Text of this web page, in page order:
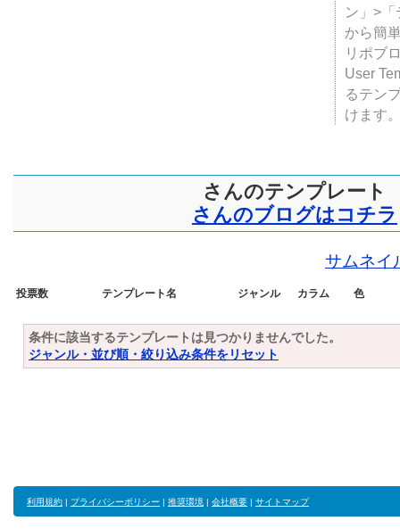
ン」>
から簡
リポブ
User
るテン
けます
さんのテンプレート
さんのブログはコチラ
サムネイ
投票数 テンプレート名 ジャンル カラム 色
条件に該当するテンプレートは見つかりませんでした。
ジャンル・並び順・絞り込み条件をリセット
利用規約 | プライバシーポリシー | 推奨環境 | 会社概要 | サイトマップ